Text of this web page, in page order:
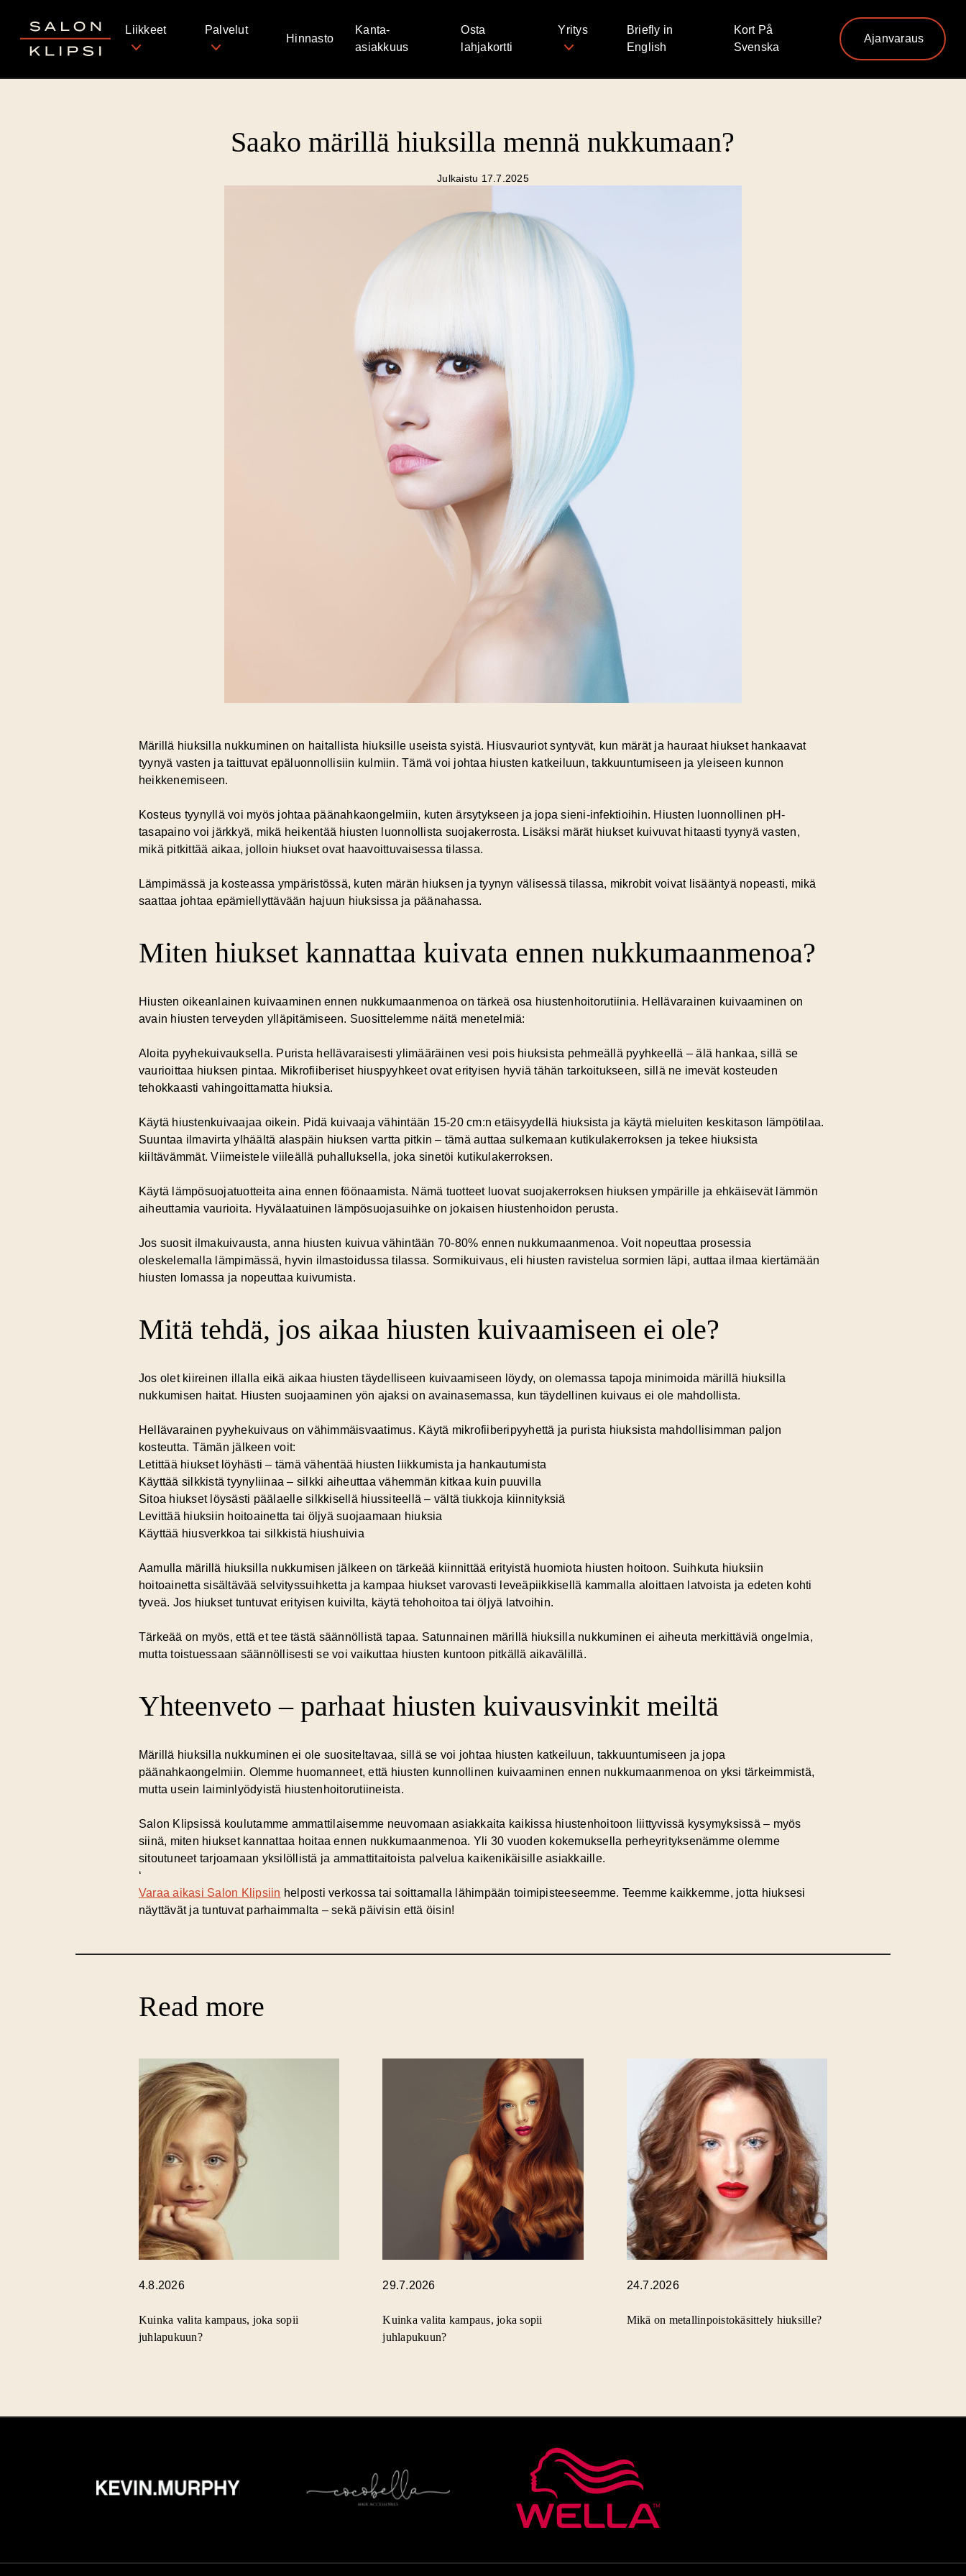
Salon Klipsi
Liikkeet Palvelut
Hinnasto
Kanta-
asiakkuus
Osta
lahjakortti
Yritys
Briefly in
English
Kort På
Svenska
Ajanvaraus
Saako märillä hiuksilla mennä nukkumaan?
Julkaistu 17.7.2025
Märillä hiuksilla nukkuminen on haitallista hiuksille useista syistä. Hiusvauriotsyntyvät, kun märät ja hauraat hiukset hankaavat
tyynyä vasten ja taittuvat epäluonnollisiin kulmiin. Tämä voi johtaa hiusten katkeiluun, takkuuntumiseen ja yleiseen kunnon
heikkenemiseen.
Kosteus tyynyllä voi myös johtaa päänahkaongelmiin, kuten ärsytykseen ja jopa sieni-infektioihin. Hiusten luonnollinen pH-
tasapaino voi järkkyä, mikä heikentää hiusten luonnollista suojakerrosta. Lisäksi märät hiukset kuivuvat hitaasti tyynyä vasten,
mikä pitkittää aikaa, jolloin hiukset ovat haavoittuvaisessa tilassa.
Lämpimässä ja kosteassa ympäristössä, kuten märän hiuksen ja tyynyn välisessä tilassa, mikrobit voivat lisääntyä nopeasti, mikä
saattaa johtaa epämiellyttävään hajuun hiuksissa ja päänahassa.
Miten hiukset kannattaa kuivata ennen nukkumaanmenoa?
Hiusten oikeanlainen kuivaaminen ennen nukkumaanmenoa on tärkeä osa hiustenhoitorutiinia. Hellävarainen kuivaaminen on
avain hiusten terveyden ylläpitämiseen. Suosittelemme näitä menetelmiä:
Aloita pyyhekuivauksella. Purista hellävaraisesti ylimääräinen vesi pois hiuksista pehmeällä pyyhkeellä – älä hankaa, sillä se
vaurioittaa hiuksen pintaa. Mikrofiiberiset hiuspyyhkeet ovat erityisen hyviä tähän tarkoitukseen, sillä ne imevät kosteuden
tehokkaasti vahingoittamatta hiuksia.
Käytä hiustenkuivaajaa oikein. Pidä kuivaaja vähintään 15-20 cm:n etäisyydellä hiuksista ja käytä mieluiten keskitason lämpötilaa.
Suuntaa ilmavirta ylhäältä alaspäin hiuksen vartta pitkin – tämä auttaa sulkemaan kutikulakerroksen ja tekee hiuksista
kiiltävämmät. Viimeistele viileällä puhalluksella, joka sinetöi kutikulakerroksen.
Käytä lämpösuojatuotteita aina ennen föönaamista. Nämä tuotteet luovat suojakerroksen hiuksen ympärille ja ehkäisevät lämmön
aiheuttamia vaurioita. Hyvälaatuinen lämpösuojasuihke on jokaisen hiustenhoidon perusta.
Jos suosit ilmakuivausta, anna hiusten kuivua vähintään 70-80% ennen nukkumaanmenoa. Voit nopeuttaa prosessia
oleskelemalla lämpimässä, hyvin ilmastoidussa tilassa. Sormikuivaus, eli hiusten ravistelua sormien läpi, auttaa ilmaa kiertämään
hiusten lomassa ja nopeuttaa kuivumista.
Mitä tehdä, jos aikaa hiusten kuivaamiseen ei ole?
Jos olet kiireinen illalla eikä aikaa hiusten täydelliseen kuivaamiseen löydy, on olemassa tapoja minimoida märillä hiuksilla
nukkumisen haitat. Hiusten suojaaminen yön ajaksi on avainasemassa, kun täydellinen kuivaus ei ole mahdollista.
Hellävarainen pyyhekuivaus on vähimmäisvaatimus. Käytä mikrofiiberipyyhettä ja purista hiuksista mahdollisimman paljon
kosteutta. Tämän jälkeen voit:
Letittää hiukset löyhästi – tämä vähentää hiusten liikkumista ja hankautumista
Käyttää silkkistä tyynyliinaa – silkki aiheuttaa vähemmän kitkaa kuin puuvilla
Sitoa hiukset löysästi päälaelle silkkisellä hiussiteellä – vältä tiukkoja kiinnityksiä
Levittää hiuksiin hoitoainetta tai öljyä suojaamaan hiuksia
Käyttää hiusverkkoa tai silkkistä hiushuivia
Aamulla märillä hiuksilla nukkumisen jälkeen on tärkeää kiinnittää erityistä huomiota hiusten hoitoon. Suihkuta hiuksiin
hoitoainetta sisältävää selvityssuihketta ja kampaa hiukset varovasti leveäpiikkisellä kammalla aloittaen latvoista ja edeten kohti
tyveä. Jos hiukset tuntuvat erityisen kuivilta, käytä tehohoitoa tai öljyä latvoihin.
Tärkeää on myös, että et tee tästä säännöllistä tapaa. Satunnainen märillä hiuksilla nukkuminen ei aiheuta merkittäviä ongelmia,
mutta toistuessaan säännöllisesti se voi vaikuttaa hiusten kuntoon pitkällä aikavälillä.
Yhteenveto – parhaat hiusten kuivausvinkit meiltä
Märillä hiuksilla nukkuminen ei ole suositeltavaa, sillä se voi johtaa hiusten katkeiluun, takkuuntumiseen ja jopa
päänahkaongelmiin. Olemme huomanneet, että hiusten kunnollinen kuivaaminen ennen nukkumaanmenoa on yksi tärkeimmistä,
mutta usein laiminlyödyistä hiustenhoitorutiineista.
Salon Klipsissä koulutamme ammattilaisemme neuvomaan asiakkaita kaikissa hiustenhoitoon liittyvissä kysymyksissä – myös
siinä, miten hiukset kannattaa hoitaa ennen nukkumaanmenoa. Yli 30 vuoden kokemuksella perheyrityksenämme olemme
sitoutuneet tarjoamaan yksilöllistä ja ammattitaitoista palvelua kaikenikäisille asiakkaille.
‘
Varaa aikasi Salon Klipsiin helposti verkossa tai soittamalla lähimpään toimipisteeseemme. Teemme kaikkemme, jotta hiuksesi
näyttävät ja tuntuvat parhaimmalta – sekä päivisin että öisin!
Read more
4.8.2026
Kuinka valita kampaus, joka sopii
juhlapukuun?
29.7.2026
Kuinka valita kampaus, joka sopii
juhlapukuun?
24.7.2026
Mikä on metallinpoistokäsittely hiuksille?